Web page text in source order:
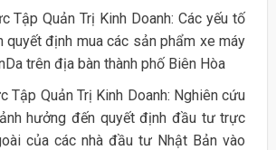
Tập Quản Trị Kinh Doanh: Các yếu tố
quyết định mua các sản phẩm xe máy
trên địa bàn thành phố Biên Hòa
Tập Quản Trị Kinh Doanh: Nghiên cứu
hưởng đến quyết định đầu tư trực
của các nhà đầu tư Nhật Bản vào